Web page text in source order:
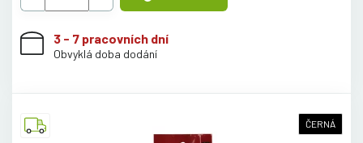
3 - 7 pracovních dní
Obvyklá doba dodání
ČERNÁ